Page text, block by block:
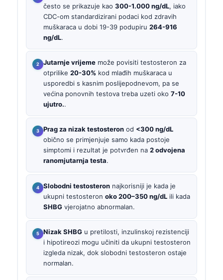
često se prikazuje kao 300-1.000 ng/dL, iako
CDC-om standardizirani podaci kod zdravih
muškaraca u dobi 19-39 podupiru 264-916
ng/dL.
Jutarnje vrijeme može povisiti testosteron za
otprilike 20-30% kod mlađih muškaraca u
usporedbi s kasnim poslijepodnevom, pa se
većina ponovnih testova treba uzeti oko 7-10
ujutro..
Prag za nizak testosteron od <300 ng/dL
obično se primjenjuje samo kada postoje
simptomi i rezultat je potvrđen na 2 odvojena
ranomjutarnja testa.
Slobodni testosteron najkorisniji je kada je
ukupni testosteron oko 200–350 ng/dL ili kada
SHBG vjerojatno abnormalan.
Nizak SHBG u pretilosti, inzulinskoj rezistenciji
i hipotireozi mogu učiniti da ukupni testosteron
izgleda nizak, dok slobodni testosteron ostaje
normalan.